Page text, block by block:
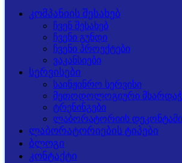
კომპანიის შესახებ
ჩვენ შესახებ
ჩვენი გუნდი
ჩვენი პროექტები
ვაკანსიები
სერვისები
საინჟინრო სერვისი
მეთოდოლოგიური
ტრენინგები
ლაბორატორიის
ლაბორატორიების ტიპები
ბლოგი
კონტაქტი